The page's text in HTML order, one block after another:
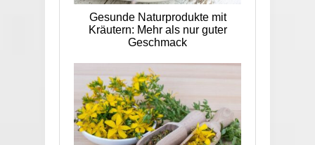
Gesunde Naturprodukte mit
Kräutern: Mehr als nur guter
Geschmack